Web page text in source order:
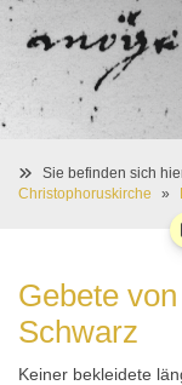
Sie befinden sich
Christophoruskirche
Gebete
Schwarz
Keiner bekleidete